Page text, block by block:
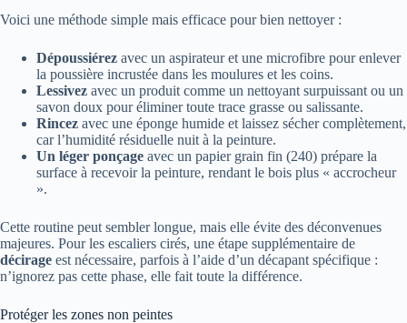
Voici une méthode simple mais efficace pour bien nettoyer :
Dépoussiérez avec un aspirateur et une microfibre pour enlever
la poussière incrustée dans les moulures et les coins.
Lessivez avec un produit comme un nettoyant surpuissant ou un
savon doux pour éliminer toute trace grasse ou salissante.
Rincez avec une éponge humide et laissez sécher complètement,
car l’humidité résiduelle nuit à la peinture.
Un léger ponçage avec un papier grain fin (240) prépare la
surface à recevoir la peinture, rendant le bois plus « accrocheur
».
Cette routine peut sembler longue, mais elle évite des déconvenues
majeures. Pour les escaliers cirés, une étape supplémentaire de
décirage est nécessaire, parfois à l’aide d’un décapant spécifique :
n’ignorez pas cette phase, elle fait toute la différence.
Protéger les zones non peintes